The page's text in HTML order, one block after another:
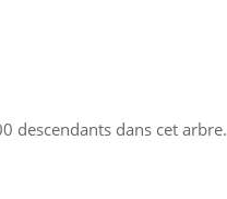
descendants dans cet arbre.